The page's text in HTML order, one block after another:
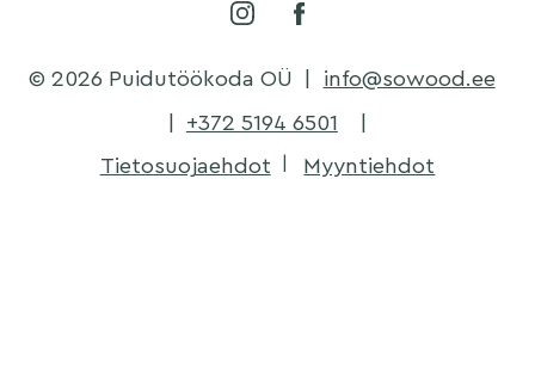
© 2026 Puidutöökoda OÜ
info@sowood.ee
+372 5194 6501
Tietosuojaehdot
Myyntiehdot